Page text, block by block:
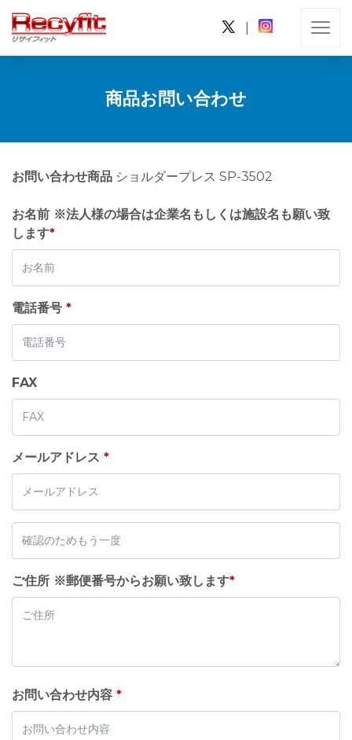
商品お問い合わせ
お問い合わせ商品 ショルダープレス SP-3502
お名前 ※法人様の場合は企業名もしくは施設名も願い致
します*
電話番号 *
FAX
メールアドレス *
ご住所 ※郵便番号からお願い致します*
お問い合わせ内容 *